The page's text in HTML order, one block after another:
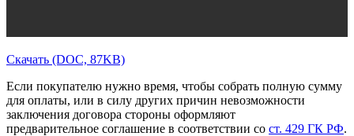
Скачать (DOC, 87KB)
Если покупателю нужно время, чтобы собрать полную сумму
для оплаты, или в силу других причин невозможности
заключения договора стороны оформляют
предварительное соглашение в соответствии со ст. 429 ГК РФ.